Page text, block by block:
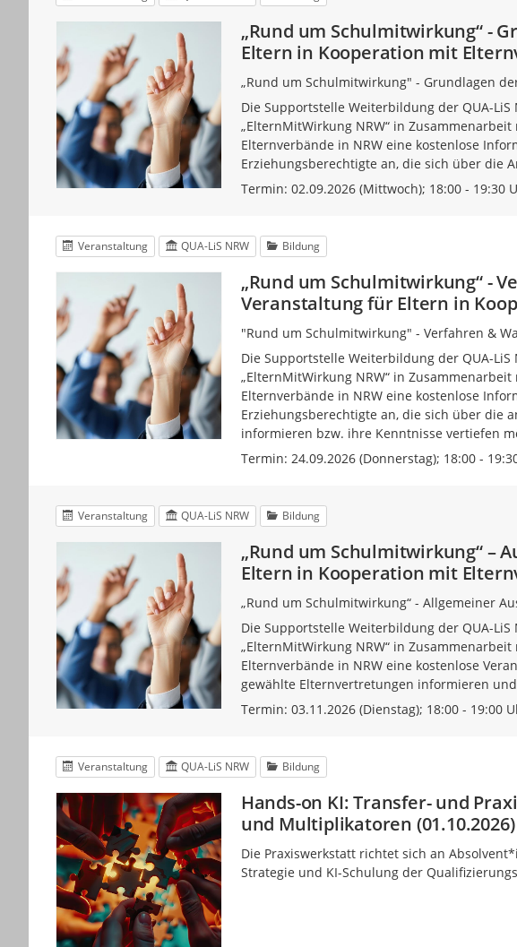
„Rund um Schulmitwirkung“ -
Eltern in Kooperation mit
„Rund um Schulmitwirkung" - Grundlagen
Die Supportstelle Weiterbildung der QUA-LiS
„ElternMitWirkung NRW“ in
Elternverbände in NRW eine kostenlose
Erziehungsberechtigte an, die sich über die
Termin: 02.09.2026 (Mittwoch); 18:00 - 19:30
Veranstaltung QUA-LiS NRW Bildung
„Rund um Schulmitwirkung“ -
Veranstaltung für Eltern in
"Rund um Schulmitwirkung" - Verfahren &
Die Supportstelle Weiterbildung der QUA-LiS
„ElternMitWirkung NRW“ in
Elternverbände in NRW eine kostenlose
Erziehungsberechtigte an, die sich über die
informieren bzw. ihre Kenntnisse vertiefen
Termin: 24.09.2026 (Donnerstag); 18:00 -
Veranstaltung QUA-LiS NRW Bildung
„Rund um Schulmitwirkung“ –
Eltern in Kooperation mit
„Rund um Schulmitwirkung“ - Allgemeiner
Die Supportstelle Weiterbildung der QUA-LiS
„ElternMitWirkung NRW“ in
Elternverbände in NRW eine kostenlose
gewählte Elternvertretungen informieren
Termin: 03.11.2026 (Dienstag); 18:00 - 19:00
Veranstaltung QUA-LiS NRW Bildung
Hands-on KI: Transfer- und
und Multiplikatoren (01.10.2026)
Die Praxiswerkstatt richtet sich an
Strategie und KI-Schulung der